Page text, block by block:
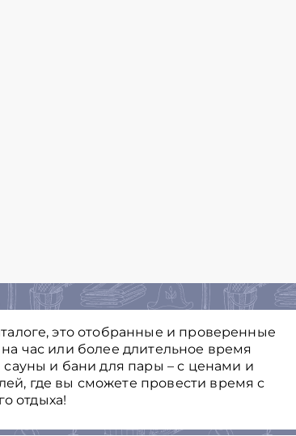
это отобранные и проверенные
час или более длительное время
и бани для пары – с ценами и
где вы сможете провести время с
отдыха!